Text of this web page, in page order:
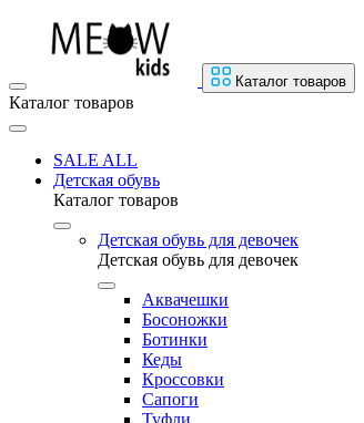
Каталог товаров
Каталог товаров
SALE ALL
Детская обувь
Каталог товаров
Детская обувь для девочек
Детская обувь для девочек
Аквачешки
Босоножки
Ботинки
Кеды
Кроссовки
Сапоги
Туфли